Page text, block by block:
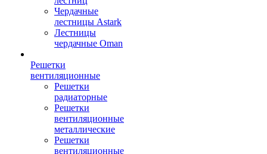
Чердачные
лестницы Astark
Лестницы
чердачные Oman
Решетки
вентиляционные
Решетки
радиаторные
Решетки
вентиляционные
металлические
Решетки
вентиляционные